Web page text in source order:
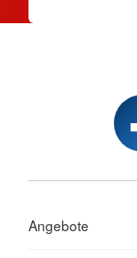
Angebote